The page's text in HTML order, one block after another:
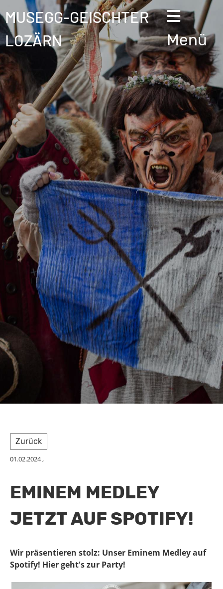
MUSEGG-GEISCHTER
LOZÄRN
Menü
Zurück
01.02.2024,
EMINEM MEDLEY
JETZT AUF SPOTIFY!
Wir präsentieren stolz: Unser Eminem Medley auf
Spotify! Hier geht's zur Party!